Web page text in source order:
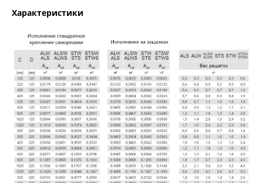
Характеристики